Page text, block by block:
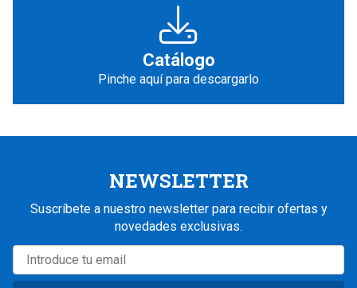
Catálogo
Pinche aquí para descargarlo
NEWSLETTER
Suscríbete a nuestro newsletter para recibir ofertas y
novedades exclusivas.